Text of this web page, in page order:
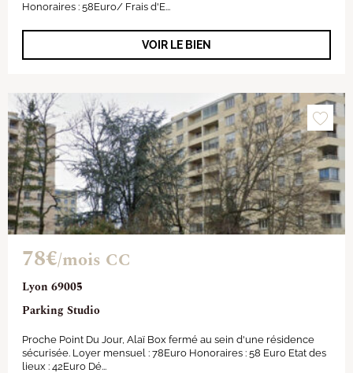
Honoraires : 58Euro/ Frais d'E...
VOIR LE BIEN
Lyon 69005
Parking Studio
78€/mois CC
Proche Point Du Jour, Alaï Box fermé au sein d'une résidence
sécurisée. Loyer mensuel : 78Euro Honoraires : 58 Euro Etat des
lieux : 42Euro Dé...